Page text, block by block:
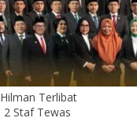
Terlibat
2 Staf Tewas